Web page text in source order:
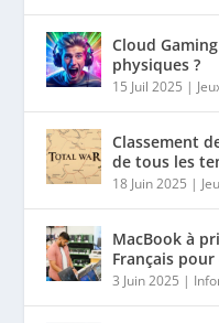
Cloud
physiques ?
15 Juil 2025 |
Classement
de tous les
18 Juin 2025 |
MacBook à
Français
3 Juin 2025 |